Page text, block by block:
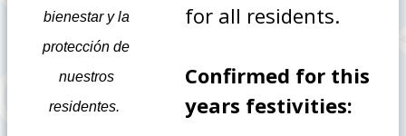
bienestar y la
protección de
nuestros
residentes.
for all residents.
Confirmed for this
years festivities: